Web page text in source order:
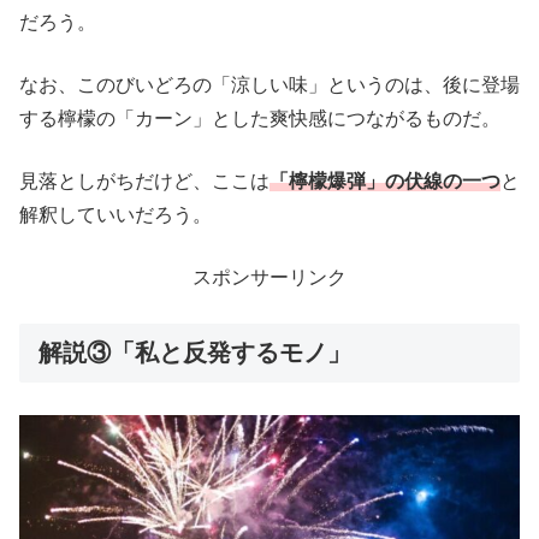
だろう。
なお、このびいどろの「涼しい味」というのは、後に登場
する檸檬の「カーン」とした爽快感につながるものだ。
見落としがちだけど、ここは「檸檬爆弾」の伏線の一つと
解釈していいだろう。
スポンサーリンク
解説③「私と反発するモノ」